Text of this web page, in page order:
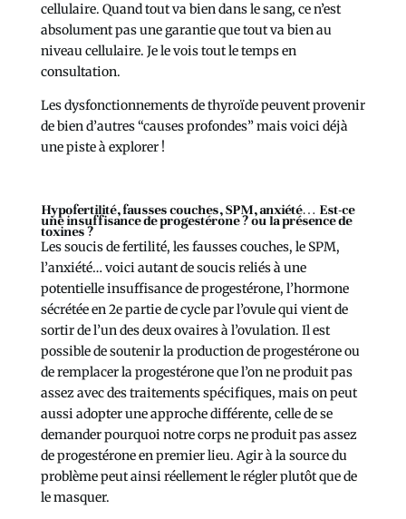
cellulaire. Quand tout va bien dans le sang, ce n’est
absolument pas une garantie que tout va bien au
niveau cellulaire. Je le vois tout le temps en
consultation.
Les dysfonctionnements de thyroïde peuvent provenir
de bien d’autres “causes profondes” mais voici déjà
une piste à explorer !
Hypofertilité, fausses couches, SPM, anxiété… Est-ce
une insuffisance de progestérone ? ou la présence de
toxines ?
Les soucis de fertilité, les fausses couches, le SPM,
l’anxiété… voici autant de soucis reliés à une
potentielle insuffisance de progestérone, l’hormone
sécrétée en 2e partie de cycle par l’ovule qui vient de
sortir de l’un des deux ovaires à l’ovulation. Il est
possible de soutenir la production de progestérone ou
de remplacer la progestérone que l’on ne produit pas
assez avec des traitements spécifiques, mais on peut
aussi adopter une approche différente, celle de se
demander pourquoi notre corps ne produit pas assez
de progestérone en premier lieu. Agir à la source du
problème peut ainsi réellement le régler plutôt que de
le masquer.